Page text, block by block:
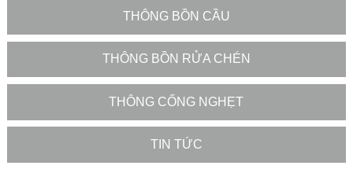
THÔNG BỒN CẦU
THÔNG BỒN RỬA CHÉN
THÔNG CỐNG NGHẸT
TIN TỨC